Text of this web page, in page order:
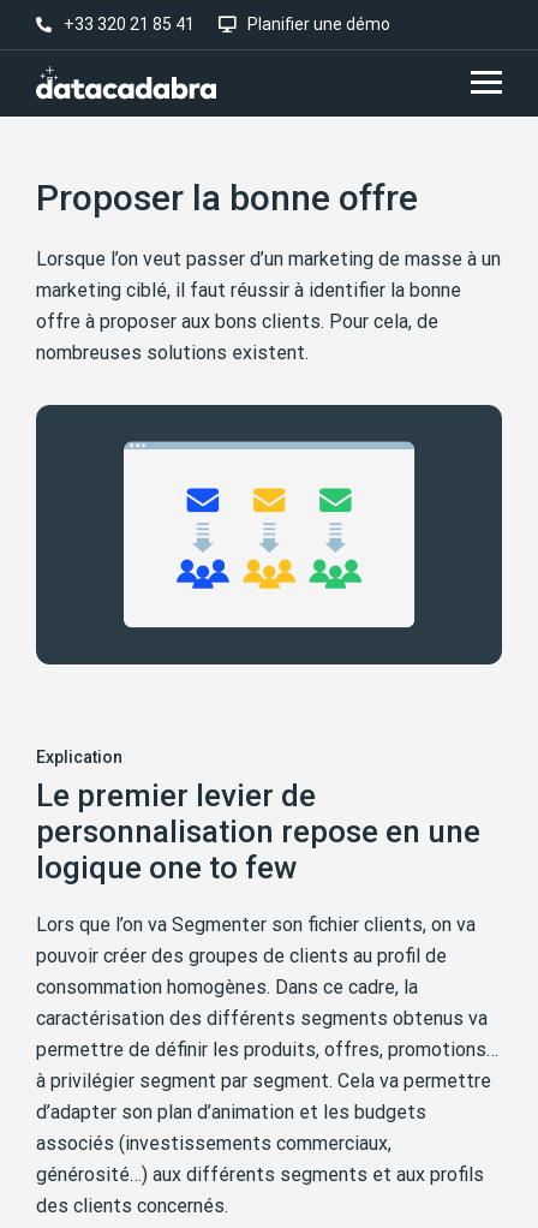
+33 320 21 85 41 Planifier une démo
Proposer la bonne offre
Lorsque l’on veut passer d’un marketing de masse à un
marketing ciblé, il faut réussir à identifier la bonne
offre à proposer aux bons clients. Pour cela, de
nombreuses solutions existent.
Explication
Le premier levier de
personnalisation repose en une
logique one to few
Lors que l’on va Segmenter son fichier clients, on va
pouvoir créer des groupes de clients au profil de
consommation homogènes. Dans ce cadre, la
caractérisation des différents segments obtenus va
permettre de définir les produits, offres, promotions…
à privilégier segment par segment. Cela va permettre
d’adapter son plan d’animation et les budgets
associés (investissements commerciaux,
générosité…) aux différents segments et aux profils
des clients concernés.